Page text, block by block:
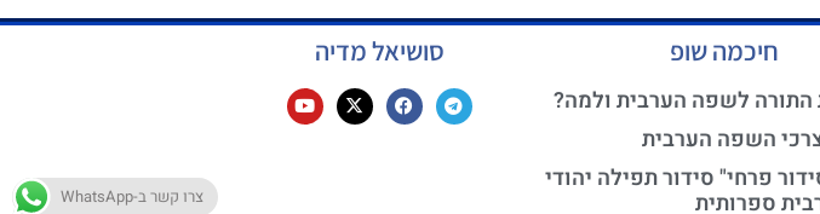
חיכמה שופ
התורה לשפה הערבית ולמה?
השפה הערבית
פרחי" סידור תפילה יהודי
ספרותית
סושיאל מדיה
צרו קשר ב-WhatsApp